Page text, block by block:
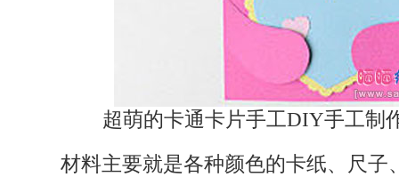
超萌的卡通卡片手工DIY手工制
材料主要就是各种颜色的卡纸、尺子